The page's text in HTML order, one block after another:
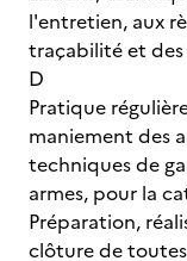
l'entretien, aux
traçabilité et
D
Pratique
maniement des
techniques de
armes, pour la
Préparation,
clôture de toutes